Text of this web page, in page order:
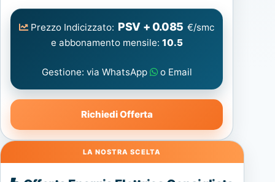
Prezzo Indicizzato: PSV + 0.085 €/smc
e abbonamento mensile: 10.5
Gestione: via WhatsApp o Email
Richiedi Offerta